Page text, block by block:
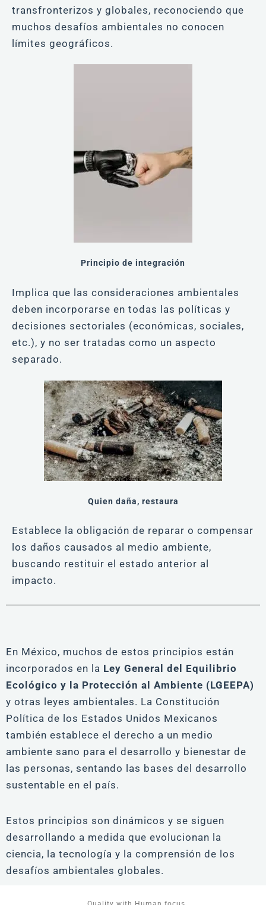
transfronterizos y globales, reconociendo que
muchos desafíos ambientales no conocen
límites geográficos.
Principio de integración
Implica que las consideraciones ambientales
deben incorporarse en todas las políticas y
decisiones sectoriales (económicas, sociales,
etc.), y no ser tratadas como un aspecto
separado.
Quien daña, restaura
Establece la obligación de reparar o compensar
los daños causados al medio ambiente,
buscando restituir el estado anterior al
impacto.
En México, muchos de estos principios están
incorporados en la Ley General del Equilibrio
Ecológico y la Protección al Ambiente (LGEEPA)
y otras leyes ambientales. La Constitución
Política de los Estados Unidos Mexicanos
también establece el derecho a un medio
ambiente sano para el desarrollo y bienestar de
las personas, sentando las bases del desarrollo
sustentable en el país.
Estos principios son dinámicos y se siguen
desarrollando a medida que evolucionan la
ciencia, la tecnología y la comprensión de los
desafíos ambientales globales.